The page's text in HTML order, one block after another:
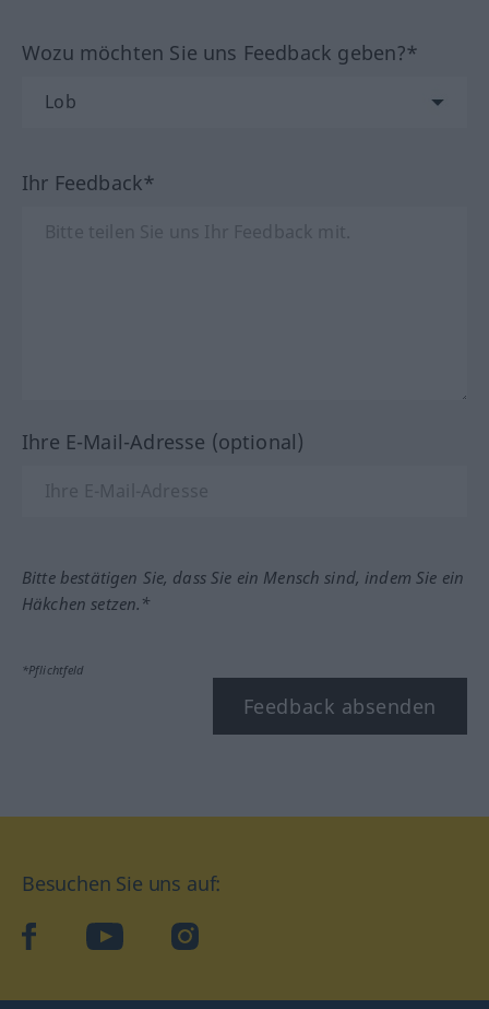
Wozu möchten Sie uns Feedback geben?*
Ihr Feedback*
Ihre E-Mail-Adresse (optional)
Bitte bestätigen Sie, dass Sie ein Mensch sind, indem Sie ein
Häkchen setzen.*
*Pflichtfeld
Feedback absenden
Besuchen Sie uns auf:
facebookYouTube Instagram